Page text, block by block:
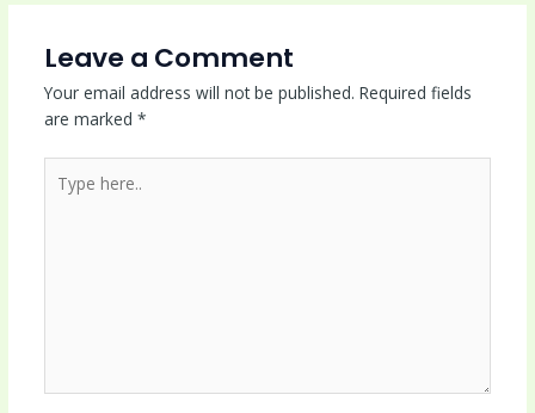
Leave a Comment
Your email address will not be published. Required fields
are marked *
here..